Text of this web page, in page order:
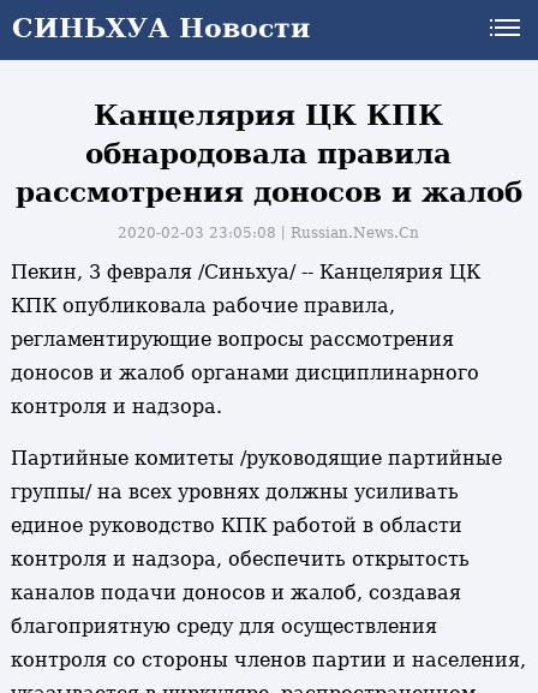
СИНЬХУА Новости
Канцелярия ЦК КПК
обнародовала правила
рассмотрения доносов и жалоб
2020-02-03 23:05:08丨Russian.News.Cn
Пекин, 3 февраля /Синьхуа/ -- Канцелярия ЦК
КПК опубликовала рабочие правила,
регламентирующие вопросы рассмотрения
доносов и жалоб органами дисциплинарного
контроля и надзора.
Партийные комитеты /руководящие партийные
группы/ на всех уровнях должны усиливать
единое руководство КПК работой в области
контроля и надзора, обеспечить открытость
каналов подачи доносов и жалоб, создавая
благоприятную среду для осуществления
контроля со стороны членов партии и населения,